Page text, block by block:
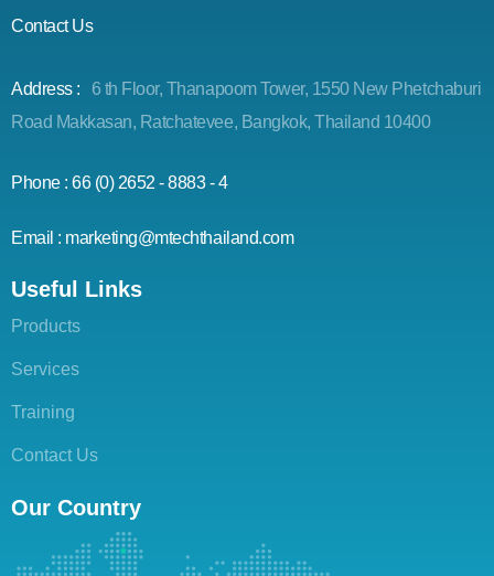
Contact Us
Address :
6 th Floor, Thanapoom Tower, 1550 New Phetchaburi
Road Makkasan, Ratchatevee, Bangkok, Thailand 10400
Phone : 66 (0) 2652 - 8883 - 4
Email : marketing@mtechthailand.com
Useful Links
Products
Services
Training
Contact Us
Our Country